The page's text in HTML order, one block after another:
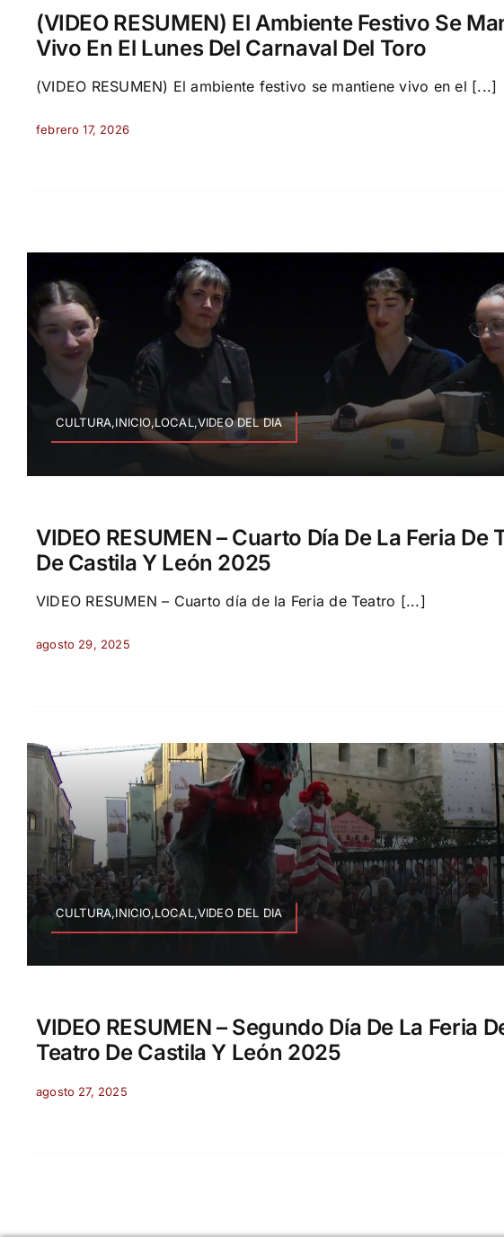
(VIDEO RESUMEN) El Ambiente Festivo Se
Vivo En El Lunes Del Carnaval Del Toro
(VIDEO RESUMEN) El ambiente festivo se mantiene vivo en el [...]
febrero 17, 2026
CULTURA,INICIO,LOCAL,VIDEO DEL DIA
VIDEO RESUMEN – Cuarto Día De La Feria De
De Castila Y León 2025
VIDEO RESUMEN – Cuarto día de la Feria de Teatro [...]
agosto 29, 2025
CULTURA,INICIO,LOCAL,VIDEO DEL DIA
VIDEO RESUMEN – Segundo Día De La Feria
Teatro De Castila Y León 2025
agosto 27, 2025